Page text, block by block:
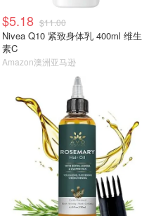
$5.18 $11.00
Nivea Q10 紧致身体乳 400ml 维生
素C
Amazon澳洲亚马逊